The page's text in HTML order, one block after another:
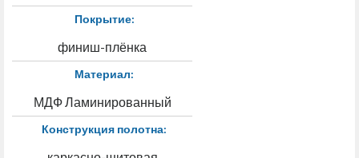
Покрытие:
финиш-плёнка
Материал:
МДФ Ламинированный
Конструкция полотна: